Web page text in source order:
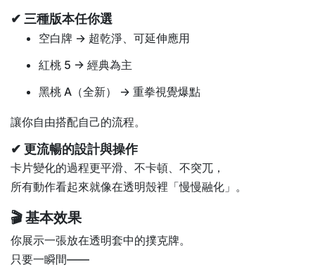
✔ 三種版本任你選
空白牌 → 超乾淨、可延伸應用
紅桃 5 → 經典為主
黑桃 A（全新） → 重拳視覺爆點
讓你自由搭配自己的流程。
✔ 更流暢的設計與操作
卡片變化的過程更平滑、不卡頓、不突兀，
所有動作看起來就像在透明殼裡「慢慢融化」。
🎬 基本效果
你展示一張放在透明套中的撲克牌。
只要一瞬間——